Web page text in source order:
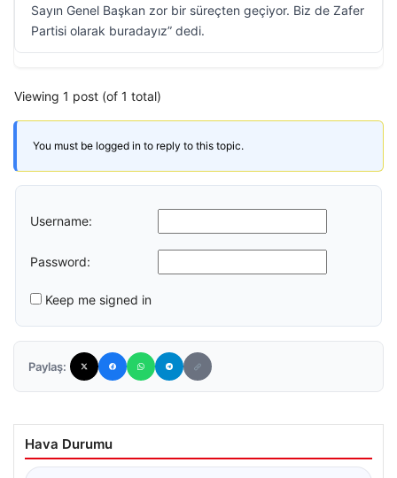
Sayın Genel Başkan zor bir süreçten geçiyor. Biz de Zafer
Partisi olarak buradayız” dedi.
Viewing 1 post (of 1 total)
You must be logged in to reply to this topic.
Username:
Password:
Keep me signed in
Paylaş:
Hava Durumu